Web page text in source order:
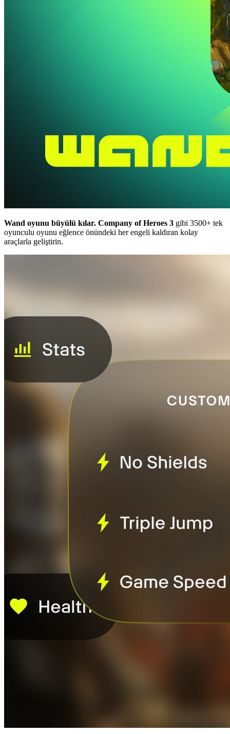
Wand oyunu büyülü kılar. Company of Heroes 3 gibi 3500+ tek
oyunculu oyunu eğlence önündeki her engeli kaldıran kolay
araçlarla geliştirin.